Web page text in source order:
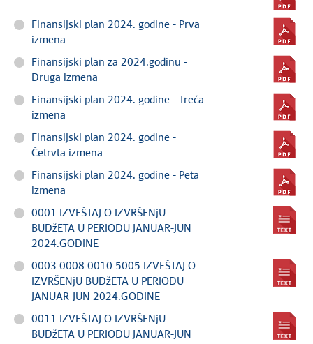
Finansijski plan 2024. godine - Prva
izmena
Finansijski plan za 2024.godinu -
Druga izmena
Finansijski plan 2024. godine - Treća
izmena
Finansijski plan 2024. godine -
Četrvta izmena
Finansijski plan 2024. godine - Peta
izmena
0001 IZVEŠTAJ O IZVRŠENjU
BUDžETA U PERIODU JANUAR-JUN
2024.GODINE
0003 0008 0010 5005 IZVEŠTAJ O
IZVRŠENjU BUDžETA U PERIODU
JANUAR-JUN 2024.GODINE
0011 IZVEŠTAJ O IZVRŠENjU
BUDžETA U PERIODU JANUAR-JUN